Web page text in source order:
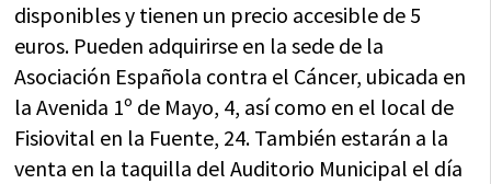
disponibles y tienen un precio accesible de 5
euros. Pueden adquirirse en la sede de la
Asociación Española contra el Cáncer, ubicada en
la Avenida 1º de Mayo, 4, así como en el local de
Fisiovital en la Fuente, 24. También estarán a la
venta en la taquilla del Auditorio Municipal el día